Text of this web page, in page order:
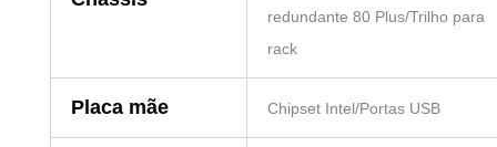
redundante 80 Plus/Trilho para
rack
Placa mãe Chipset Intel/Portas USB